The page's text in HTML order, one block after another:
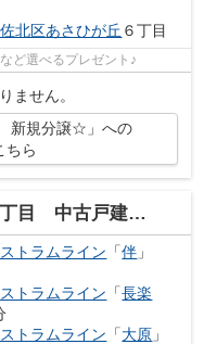
北区あさひが丘 ６丁目
ど選べるプレゼント♪
ません。
新規分譲☆」への
ちら
古戸建☆限定1邸☆
トラムライン 「伴 」
トラムライン 「長楽
トラムライン 「大原 」